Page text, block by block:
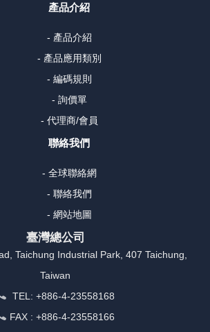
產品介紹
- 產品介紹
- 產品應用類別
- 編碼規則
- 詢價單
- 代理商/會員
聯絡我們
- 全球聯絡網
- 聯絡我們
- 網站地圖
臺灣總公司
Taichung Industrial Park, 407 Taichung,
Taiwan
TEL: +886-4-23558168
FAX : +886-4-23558166